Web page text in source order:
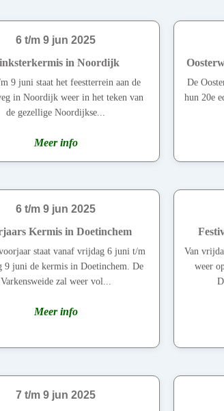
6 t/m 9 jun 2025
in Noordijk
9 juni staat het feestterrein aan de
in Noordijk weer in het teken van
de gezellige Noordijkse...
Meer info
De
hun 20e
6 t/m 9 jun 2025
Kermis in Doetinchem
staat vanaf vrijdag 6 juni t/m
9 juni de kermis in Doetinchem. De
Varkensweide zal weer vol...
Meer info
Van
weer
7 t/m 9 jun 2025